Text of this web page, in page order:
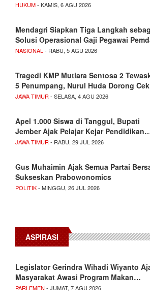
HUKUM- KAMIS, 6 AGU 2026
Mendagri Siapkan Tiga Langkah
Solusi Operasional Gaji Pegawai
NASIONAL - RABU, 5 AGU 2026
Tragedi KMP Mutiara Sentosa 2
5 Penumpang, Nurul Huda Dorong
JAWA TIMUR - SELASA, 4 AGU 2026
Apel 1.000 Siswa di Tanggul, Bupati
Jember Ajak Pelajar Kejar
JAWA TIMUR - RABU, 29 JUL 2026
Gus Muhaimin Ajak Semua Partai
Sukseskan Prabowonomics
POLITIK- MINGGU, 26 JUL 2026
ASPIRASI
Legislator Gerindra Wihadi Wiyanto
Masyarakat Awasi Program Makan…
PARLEMEN - JUMAT, 7 AGU 2026